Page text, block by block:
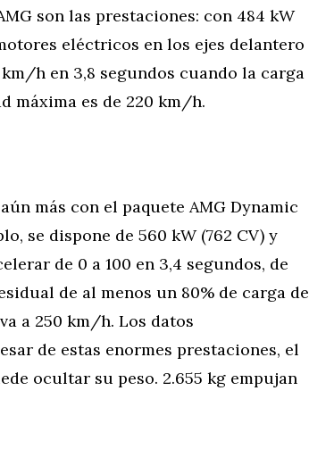
son las prestaciones: con 484 kW
eléctricos en los ejes delantero
h en 3,8 segundos cuando la carga
máxima es de 220 km/h.
más con el paquete AMG Dynamic
se dispone de 560 kW (762 CV) y
de 0 a 100 en 3,4 segundos, de
de al menos un 80% de carga de
a 250 km/h. Los datos
de estas enormes prestaciones, el
ocultar su peso. 2.655 kg empujan